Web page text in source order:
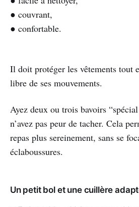
● couvrant,
● confortable.
Il doit protéger les vêtements tout
libre de ses mouvements.
Ayez deux ou trois bavoirs
n’avez pas peur de tacher. Cela
repas plus sereinement, sans se
éclaboussures.
Un petit bol et une cuillère